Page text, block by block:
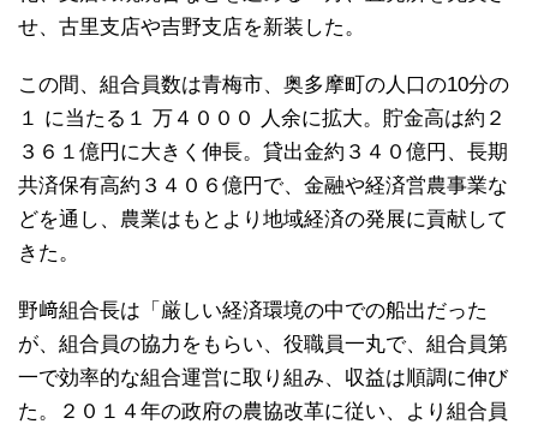
せ、古里支店や吉野支店を新装した。
この間、組合員数は青梅市、奥多摩町の人口の10分の
１ に当たる１ 万４０００ 人余に拡大。貯金高は約２
３６１億円に大きく伸長。貸出金約３４０億円、長期
共済保有高約３４０６億円で、金融や経済営農事業な
どを通し、農業はもとより地域経済の発展に貢献して
きた。
野﨑組合長は「厳しい経済環境の中での船出だった
が、組合員の協力をもらい、役職員一丸で、組合員第
一で効率的な組合運営に取り組み、収益は順調に伸び
た。２０１４年の政府の農協改革に従い、より組合員